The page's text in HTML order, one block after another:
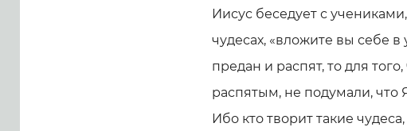
Иисус беседует с
чудесах, «вложите вы себе
предан и распят, то для
распятым, не подумали, что
Ибо кто творит такие